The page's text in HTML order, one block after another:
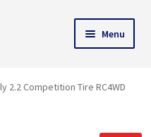
Menu
2.2 Competition Tire RC4WD